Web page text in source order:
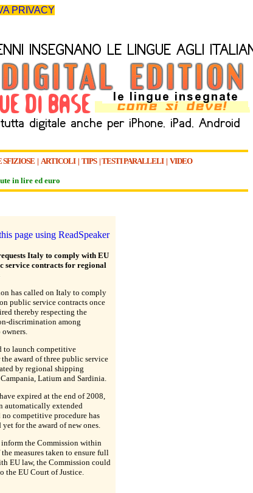
PRIVACY
SFIZIOSE | ARTICOLI| TIPS|TESTI PARALLELI| VIDEO
in lire ed euro
Italy to comply with EU
service contracts for regional
has called on Italy to comply
public service contracts once
thereby respecting the
discrimination among
to launch competitive
the award of three public service
by regional shipping
Latium and Sardinia.
expired at the end of 2008,
automatically extended
no competitive procedure has
for the award of new ones.
the Commission within
measures taken to ensure full
EU law, the Commission could
the EU Court of Justice.